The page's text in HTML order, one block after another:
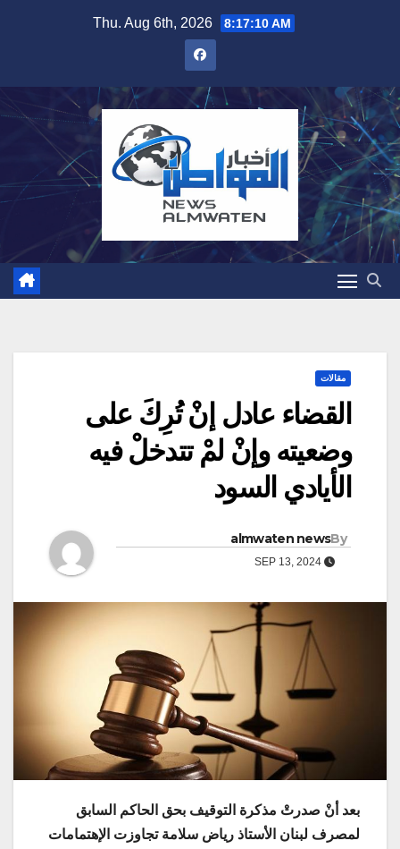
Thu. Aug 6th, 2026 8:17:12 AM
مقالات
القضاء عادل إنْ تُرِكَ على
وضعيته وإنْ لمْ تتدخلْ فيه
الأيادي السود
By
almwaten news
بعد أنْ صدرتْ مذكرة التوقيف بحق الحاكم السابق
لمصرف لبنان الأستاذ رياض سلامة تجاوزت الإهتمامات